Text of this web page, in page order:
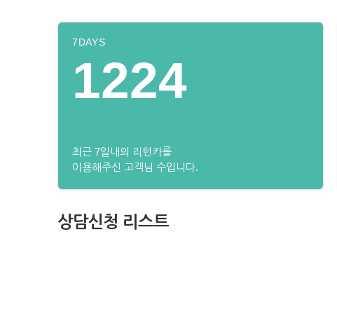
7DAYS
1224
최근 7일내의 리턴카를
이용해주신 고객님 수입니다.
상담신청 리스트